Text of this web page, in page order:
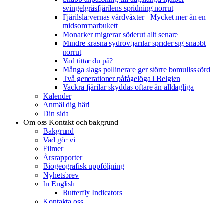
svingelgräsfjärilens spridning norrut
Fjärilslarvernas värdväxter– Mycket mer än en
midsommarbukett
Monarker migrerar söderut allt senare
Mindre kräsna sydrovfjärilar sprider sig snabbt
norrut
Vad tittar du på?
Många slags pollinerare ger större bomullsskörd
Två generationer påfågelöga i Belgien
Vackra fjärilar skyddas oftare än alldagliga
Kalender
Anmäl dig här!
Din sida
Om oss Kontakt och bakgrund
Bakgrund
Vad gör vi
Filmer
Årsrapporter
Biogeografisk uppföljning
Nyhetsbrev
In English
Butterfly Indicators
Kontakta oss